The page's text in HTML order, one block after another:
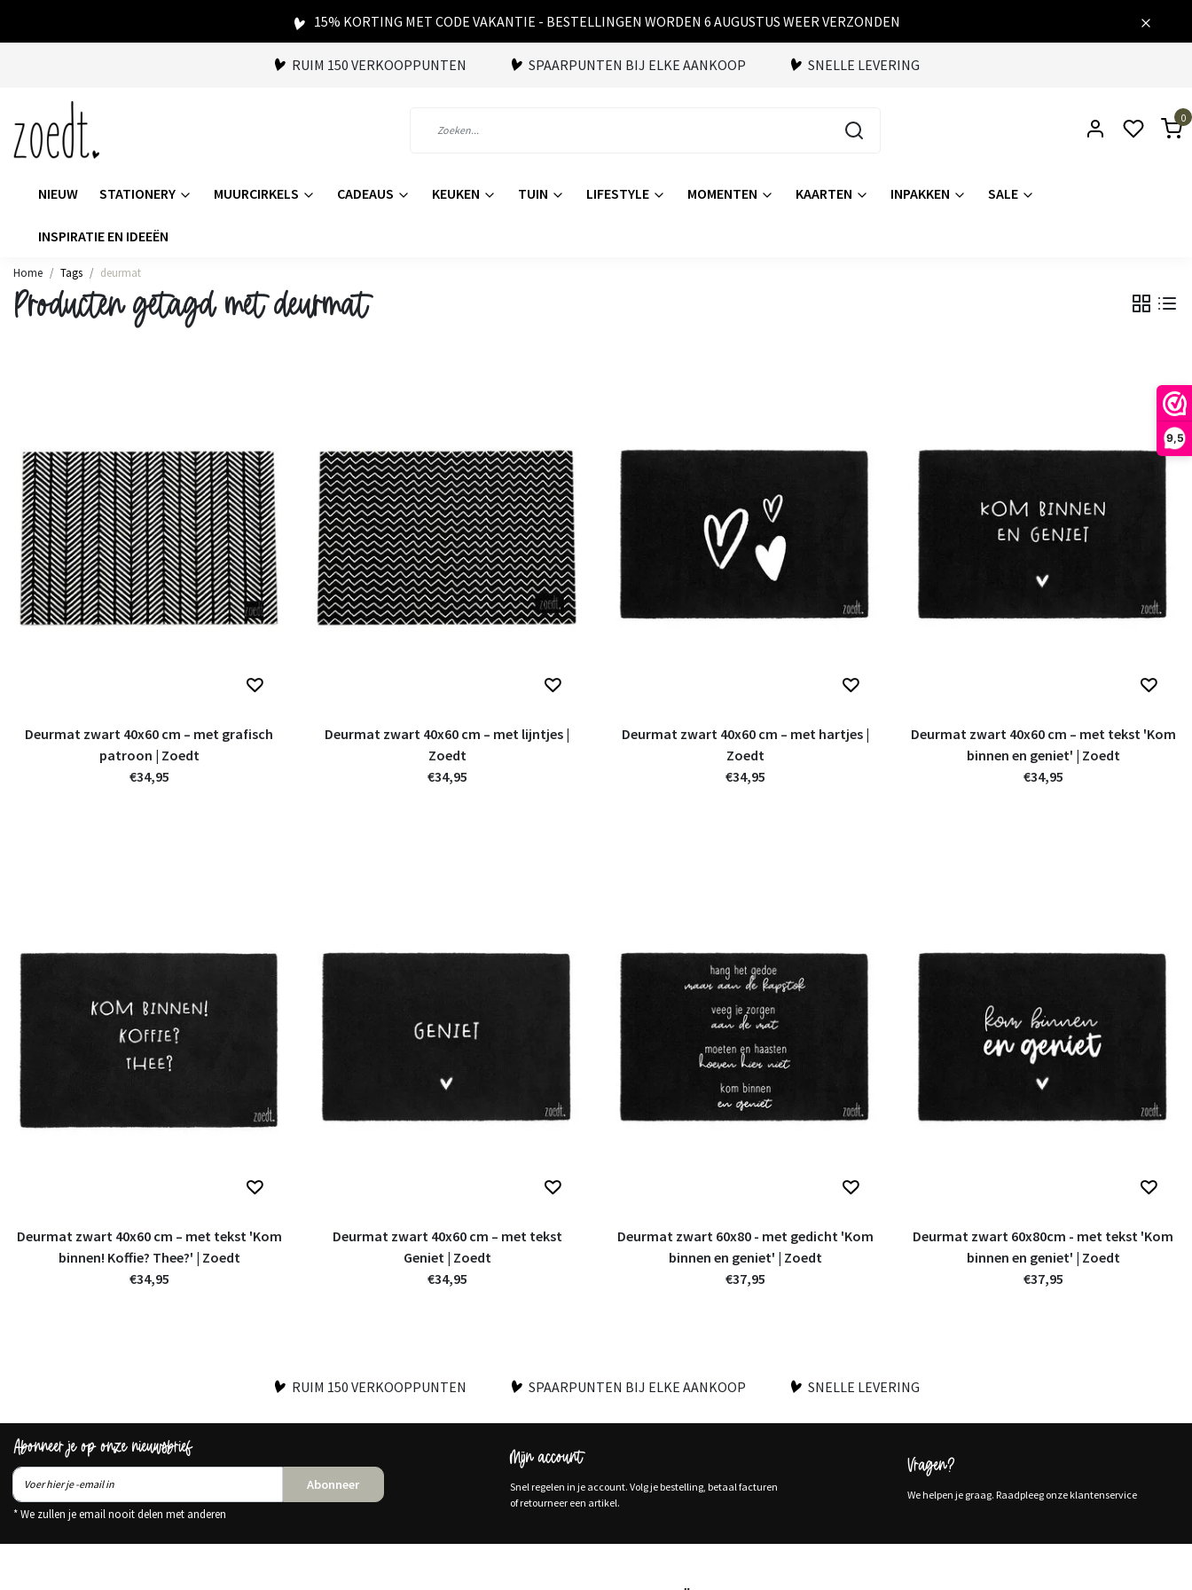
9,5
15% KORTING MET CODE VAKANTIE - BESTELLINGEN WORDEN 6 AUGUSTUS WEER VERZONDEN
RUIM 150 VERKOOPPUNTEN SPAARPUNTEN BIJ ELKE AANKOOP SNELLE LEVERING
0
NIEUW STATIONERY MUURCIRKELS CADEAUS KEUKEN TUIN LIFESTYLE MOMENTEN KAARTEN INPAKKEN SALE
INSPIRATIE EN IDEEËN
Home Tags deurmat
Producten getagd met deurmat
Deurmat zwart 40x60 cm – met grafisch
patroon | Zoedt
€34,95
Deurmat zwart 40x60 cm – met lijntjes |
Zoedt
€34,95
Deurmat zwart 40x60 cm – met hartjes |
Zoedt
€34,95
Deurmat zwart 40x60 cm – met tekst 'Kom
binnen en geniet' | Zoedt
€34,95
Deurmat zwart 40x60 cm – met tekst 'Kom
binnen! Koffie? Thee?' | Zoedt
€34,95
Deurmat zwart 40x60 cm – met tekst
Geniet | Zoedt
€34,95
Deurmat zwart 60x80 - met gedicht 'Kom
binnen en geniet' | Zoedt
€37,95
Deurmat zwart 60x80cm - met tekst 'Kom
binnen en geniet' | Zoedt
€37,95
RUIM 150 VERKOOPPUNTEN SPAARPUNTEN BIJ ELKE AANKOOP SNELLE LEVERING
Abonneer je op onze nieuwsbrief
Abonneer
* We zullen je email nooit delen met anderen
Mijn account
Snel regelen in je account. Volg je bestelling, betaal facturen
of retourneer een artikel.
Vragen?
We helpen je graag. Raadpleeg onze klantenservice